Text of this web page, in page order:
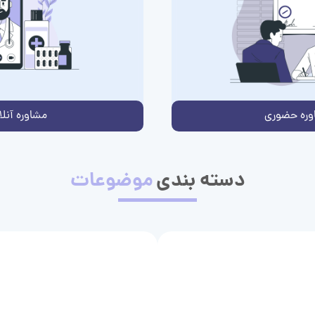
حضوری مشاوره
دسته بندیموضوعات